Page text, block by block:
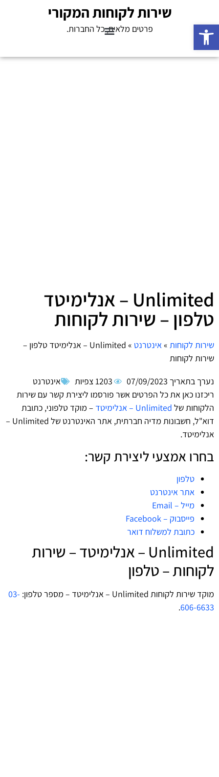
פתח סרגל נגישות
שירות לקוחות המקורי
פרטים מלאים, כל החברות.
Unlimited – אנלימיטד
טלפון – שירות לקוחות
שירות לקוחות »אינטרנט »
Unlimited – אנלימיטד טלפון –
שירות לקוחות
נערך בתאריך 07/09/2023 1203 צפיות
אינטרנט
ריכזנו כאן את כל הפרטים אשר פורסמו ליצירת קשר עם שירות
הלקוחות של Unlimited – אנלימיטד
– מוקד טלפוני, כתובת
דוא"ל, חשבונות מדיה חברתית, אתר האינטרנט של Unlimited –
אנלימיטד.
בחרו אמצעי ליצירת קשר:
טלפון
אתר אינטרנט
מייל – Email
פייסבוק – Facebook
כתובת למשלוח דואר
Unlimited – אנלימיטד – שירות
לקוחות – טלפון
מוקד שירות לקוחות Unlimited – אנלימיטד – מספר טלפון:
03-
606-6633
.